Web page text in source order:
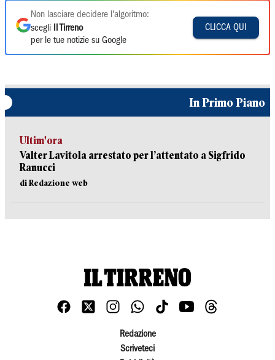
Non lasciare decidere l'algoritmo:
scegli
Il Tirreno
per le tue notizie su Google
CLICCA QUI
In Primo Piano
Ultim'ora
Valter Lavitola arrestato per l’attentato a Sigfrido
Ranucci
di Redazione web
Redazione
Scriveteci